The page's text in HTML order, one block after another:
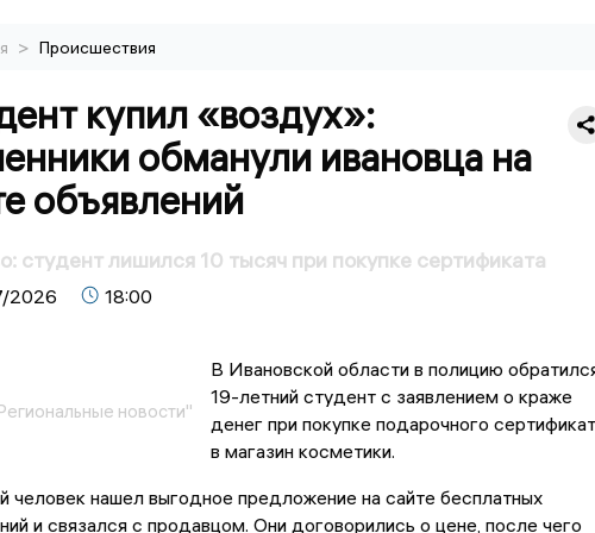
> Происшествия
купил «воздух»:
обманули ивановца на
объявлений
студент лишился 10 тысяч при покупке сертификата
2026 18:00
новости"
В Ивановской области в полицию
19-летний студент с заявлением о краже
денег при покупке подарочного
в магазин косметики.
человек нашел выгодное предложение на сайте бесплатных
и связался с продавцом. Они договорились о цене, после чего